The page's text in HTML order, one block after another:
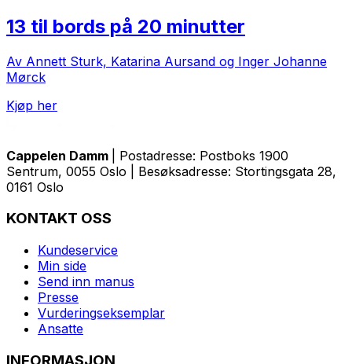
13 til bords på 20 minutter
Av Annett Sturk, Katarina Aursand og Inger Johanne
Mørck
Kjøp her
Cappelen Damm
| Postadresse: Postboks 1900
Sentrum, 0055 Oslo | Besøksadresse: Stortingsgata 28,
0161 Oslo
KONTAKT OSS
Kundeservice
Min side
Send inn manus
Presse
Vurderingseksemplar
Ansatte
INFORMASJON